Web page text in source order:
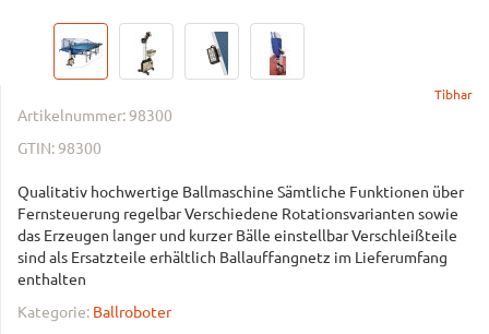
Tibhar
Artikelnummer: 98300
GTIN: 98300
Qualitativ hochwertige Ballmaschine Sämtliche Funktionen über
Fernsteuerung regelbar Verschiedene Rotationsvarianten sowie
das Erzeugen langer und kurzer Bälle einstellbar Verschleißteile
sind als Ersatzteile erhältlich Ballauffangnetz im Lieferumfang
enthalten
Kategorie: Ballroboter